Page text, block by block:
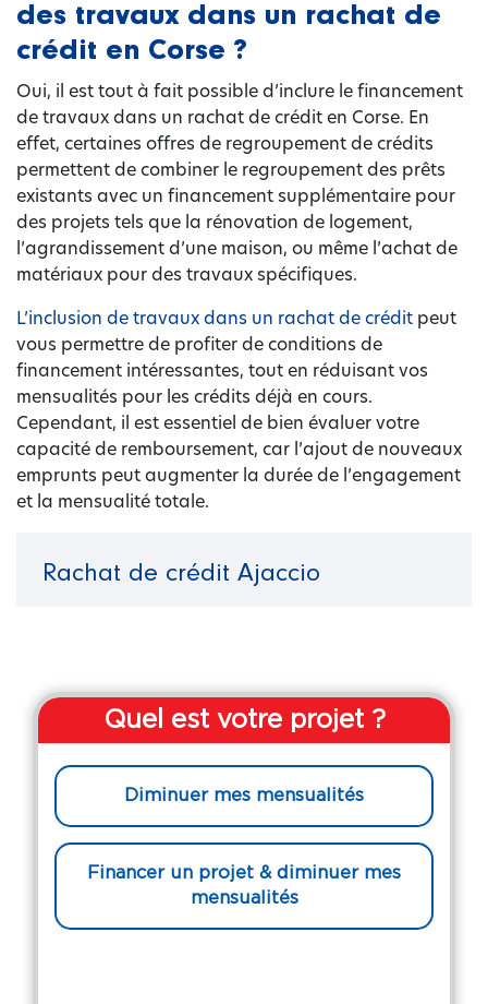
des travaux dans un rachat de
crédit en Corse ?
Oui, il est tout à fait possible d’inclure le financement
de travaux dans un rachat de crédit en Corse. En
effet, certaines offres de regroupement de crédits
permettent de combiner le regroupement des prêts
existants avec un financement supplémentaire pour
des projets tels que la rénovation de logement,
l’agrandissement d’une maison, ou même l’achat de
matériaux pour des travaux spécifiques.
L’inclusion de travaux dans un rachat de crédit peut
vous permettre de profiter de conditions de
financement intéressantes, tout en réduisant vos
mensualités pour les crédits déjà en cours.
Cependant, il est essentiel de bien évaluer votre
capacité de remboursement, car l’ajout de nouveaux
emprunts peut augmenter la durée de l’engagement
et la mensualité totale.
Rachat de crédit Ajaccio